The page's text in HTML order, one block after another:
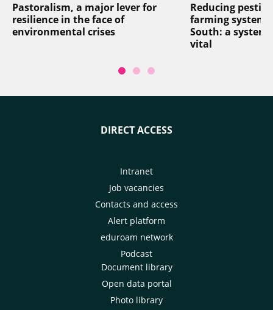
Pastoralism, a major lever for
resilience in the face of
environmental crises
Reducing
farming
South: a
vital
DIRECT ACCESS
Intranet
Job vacancies
Contacts and access
Alert platform
eduroam network
Podcast
Document library
Open data portal
Photo library